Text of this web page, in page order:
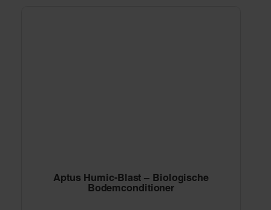
Aptus Humic-Blast – Biologische
Bodemconditioner